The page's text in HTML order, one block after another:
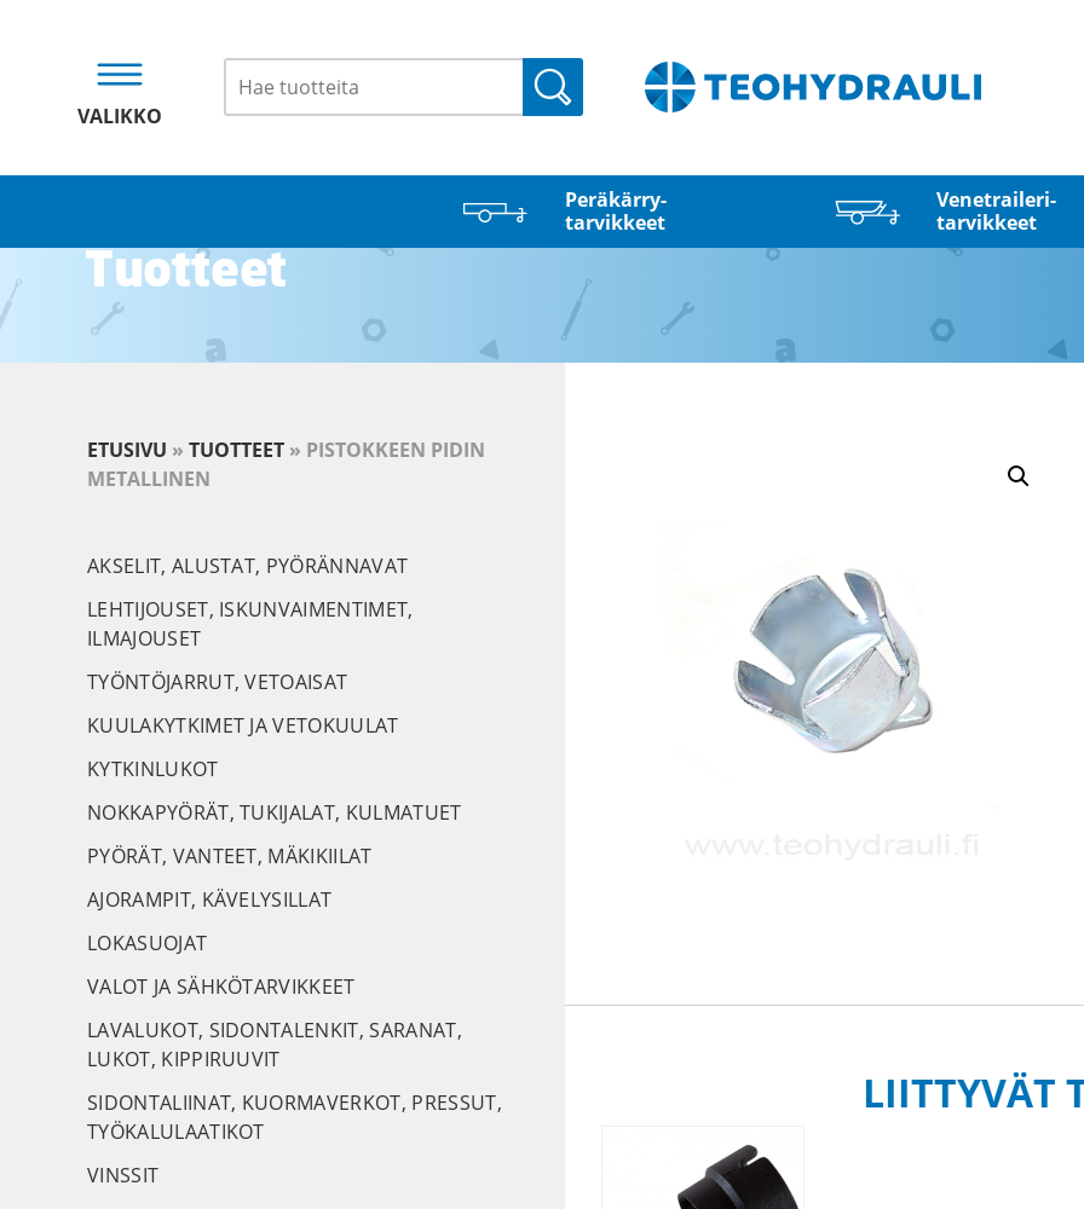
VALIKKO
Haku
Peräkärry­
tarvikkeet
Venetraileri­
tarvikkeet
Tuotteet
LIITTYVÄT
ETUSIVU » TUOTTEET » PISTOKKEEN PIDIN
METALLINEN
AKSELIT, ALUSTAT, PYÖRÄNNAVAT
LEHTIJOUSET, ISKUNVAIMENTIMET,
ILMAJOUSET
TYÖNTÖJARRUT, VETOAISAT
KUULAKYTKIMET JA VETOKUULAT
KYTKINLUKOT
NOKKAPYÖRÄT, TUKIJALAT, KULMATUET
PYÖRÄT, VANTEET, MÄKIKIILAT
AJORAMPIT, KÄVELYSILLAT
LOKASUOJAT
VALOT JA SÄHKÖTARVIKKEET
LAVALUKOT, SIDONTALENKIT, SARANAT,
LUKOT, KIPPIRUUVIT
SIDONTALIINAT, KUORMAVERKOT, PRESSUT,
TYÖKALULAATIKOT
VINSSIT